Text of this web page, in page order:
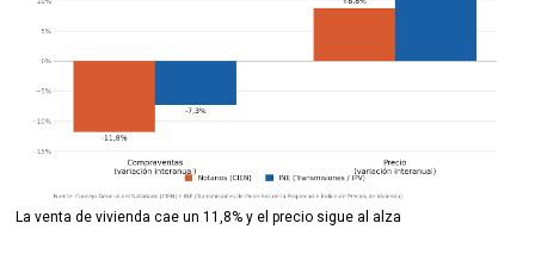
La venta de vivienda cae un 11,8% y el precio sigue al alza